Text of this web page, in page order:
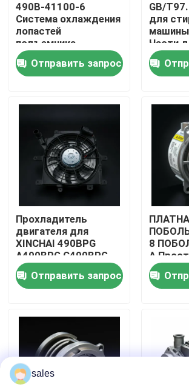
Домой
Продукты
О нас
Экскурсия по заводу
Контроль качества
Свяжитесь с нами
Сборка двигателя
Сборка блока двигателя и
490B-41100-6
Система охлаждения
лопастей
подъемника
Отправить запрос
GB/
для
машины
Части
Прохладитель
двигателя для
XINCHAI 490BPG
A490BPG C490BPG
Отправить запрос
8
А
sales